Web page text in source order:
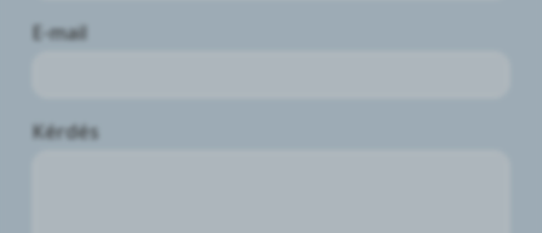
E-mail
Kérdés